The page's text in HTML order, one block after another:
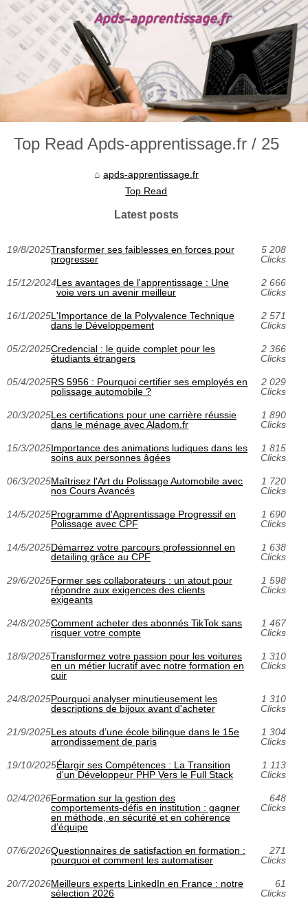
Top Read Apds-apprentissage.fr / 25
apds-apprentissage.fr
Top Read
Latest posts
19/8/2025Transformer ses faiblesses en forces pour
progresser
5 208
Clicks
15/12/2024Les avantages de l'apprentissage : Une
voie vers un avenir meilleur
2 666
Clicks
16/1/2025L'Importance de la Polyvalence Technique
dans le Développement
2 571
Clicks
05/2/2025Credencial : le guide complet pour les
étudiants étrangers
2 366
Clicks
05/4/2025RS 5956 : Pourquoi certifier ses employés en
polissage automobile ?
2 029
Clicks
20/3/2025Les certifications pour une carrière réussie
dans le ménage avec Aladom.fr
1 890
Clicks
15/3/2025Importance des animations ludiques dans les
soins aux personnes âgées
1 815
Clicks
06/3/2025Maîtrisez l'Art du Polissage Automobile avec
nos Cours Avancés
1 720
Clicks
14/5/2025Programme d'Apprentissage Progressif en
Polissage avec CPF
1 690
Clicks
14/5/2025Démarrez votre parcours professionnel en
detailing grâce au CPF
1 638
Clicks
29/6/2025Former ses collaborateurs : un atout pour
répondre aux exigences des clients
exigeants
1 598
Clicks
24/8/2025Comment acheter des abonnés TikTok sans
risquer votre compte
1 467
Clicks
18/9/2025Transformez votre passion pour les voitures
en un métier lucratif avec notre formation en
cuir
1 310
Clicks
24/8/2025Pourquoi analyser minutieusement les
descriptions de bijoux avant d'acheter
1 310
Clicks
21/9/2025Les atouts d’une école bilingue dans le 15e
arrondissement de paris
1 304
Clicks
19/10/2025Élargir ses Compétences : La Transition
d'un Développeur PHP Vers le Full Stack
1 113
Clicks
02/4/2026Formation sur la gestion des
comportements-défis en institution : gagner
en méthode, en sécurité et en cohérence
d’équipe
648
Clicks
07/6/2026Questionnaires de satisfaction en formation :
pourquoi et comment les automatiser
271
Clicks
20/7/2026Meilleurs experts LinkedIn en France : notre
sélection 2026
61
Clicks